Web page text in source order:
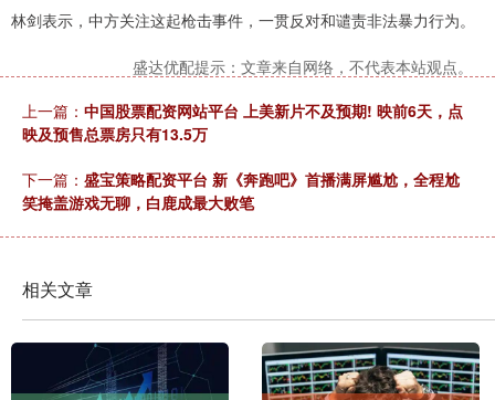
林剑表示，中方关注这起枪击事件，一贯反对和谴责非法暴力行为。
盛达优配提示：文章来自网络，不代表本站观点。
上一篇： 中国股票配资网站平台 上美新片不及预期! 映前6天，点
映及预售总票房只有13.5万
下一篇： 盛宝策略配资平台 新《奔跑吧》首播满屏尴尬，全程尬
笑掩盖游戏无聊，白鹿成最大败笔
相关文章